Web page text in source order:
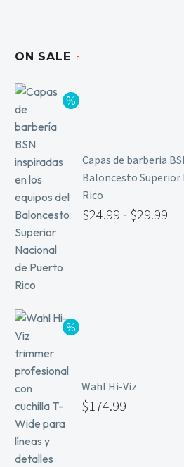
ON SALE
Capas de barberia
Baloncesto
Rico
$24.99 - $29.99
Wahl Hi-Viz
$174.99